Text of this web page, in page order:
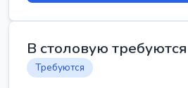
В столовую требуются
Требуются